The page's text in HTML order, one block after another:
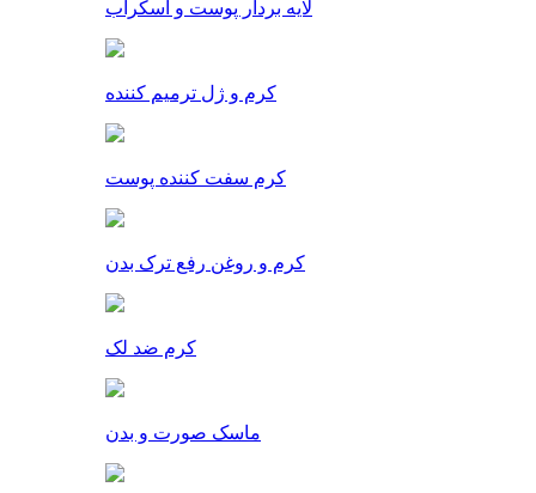
لایه بردار پوست و اسکراب
کرم و ژل ترمیم کننده
کرم سفت کننده پوست
کرم و روغن رفع ترک بدن
کرم ضد لک
ماسک صورت و بدن